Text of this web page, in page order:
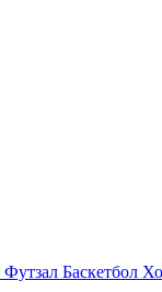
Футзал Баскетбол